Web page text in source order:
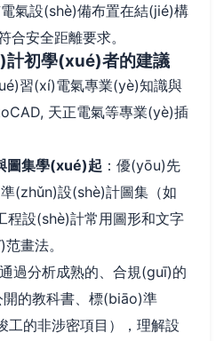
氣設(shè)備布置在結(jié)構
合安全距離要求。
計初學(xué)者的建議
習(xí)電氣專業(yè)知識與
天正電氣等專業(yè)插
圖集學(xué)起 ：優(yōu)先
(zhǔn)設(shè)計圖集（如
程設(shè)計常用圖形和文字
畫法。
通過分析成熟的、合規(guī)的
的教科書、標(biāo)準
工的非涉密項目），理解設